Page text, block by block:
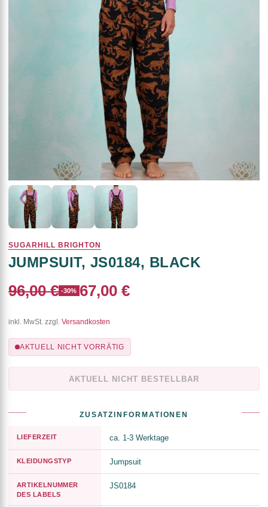
SUGARHILL BRIGHTON
JUMPSUIT, JS0184, BLACK
96,00 € -30% 67,00 €
inkl. MwSt. zzgl. Versandkosten
AKTUELL NICHT VORRÄTIG
AKTUELL NICHT BESTELLBAR
ZUSATZINFORMATIONEN
LIEFERZEIT ca. 1-3 Werktage
KLEIDUNGSTYP Jumpsuit
ARTIKELNUMMER
DES LABELS
JS0184